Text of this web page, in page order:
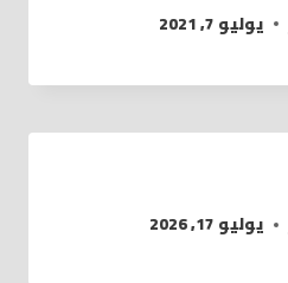
يوليو 7, 2021
يوليو 17, 2026